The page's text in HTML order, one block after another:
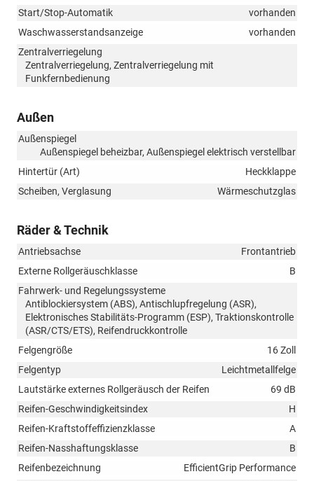
Start/Stop-Automatik
vorhanden
Waschwasserstandsanzeige
vorhanden
Zentralverriegelung
Zentralverriegelung, Zentralverriegelung mit
Funkfernbedienung
Außen
Außenspiegel
Außenspiegel beheizbar, Außenspiegel elektrisch verstellbar
Hintertür (Art)
Heckklappe
Scheiben, Verglasung
Wärmeschutzglas
Räder & Technik
Antriebsachse
Frontantrieb
Externe Rollgeräuschklasse
B
Fahrwerk- und Regelungssysteme
Antiblockiersystem (ABS), Antischlupfregelung (ASR),
Elektronisches Stabilitäts-Programm (ESP), Traktionskontrolle
(ASR/CTS/ETS), Reifendruckkontrolle
Felgengröße
16 Zoll
Felgentyp
Leichtmetallfelge
Lautstärke externes Rollgeräusch der Reifen
69 dB
Reifen-Geschwindigkeitsindex
H
Reifen-Kraftstoffeffizienzklasse
A
Reifen-Nasshaftungsklasse
B
Reifenbezeichnung
EfficientGrip Performance